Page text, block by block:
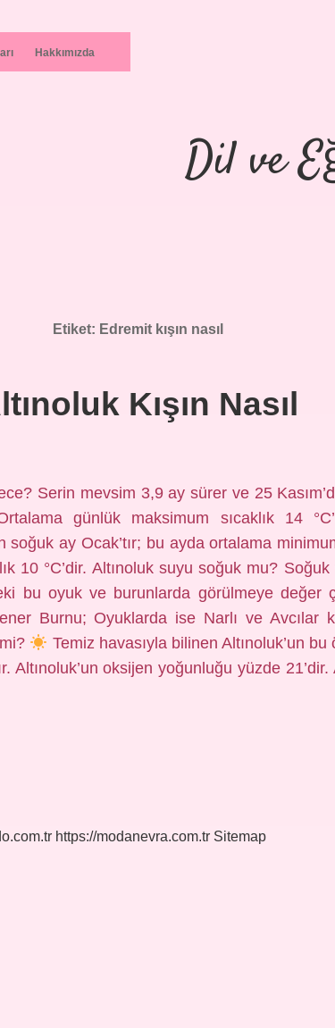
Hakkımızda
Dil ve
Etiket: Edremit kışın nasıl
Kışın Nasıl
Serin mevsim 3,9 ay sürer ve 25
günlük maksimum sıcaklık 14
soğuk ay Ocak’tır; bu ayda ortalama
10 °C’dir. Altınoluk suyu soğuk mu?
bu oyuk ve burunlarda görülmeye değer
Burnu; Oyuklarda ise Narlı ve Avcılar
Temiz havasıyla bilinen Altınoluk’un bu
Altınoluk’un oksijen yoğunluğu yüzde 21’dir.
https://modanevra.com.tr Sitemap